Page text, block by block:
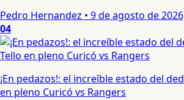
Pedro Hernandez • 9 de agosto de
04
¡En pedazos!: el increíble estado del
en pleno Curicó vs Rangers